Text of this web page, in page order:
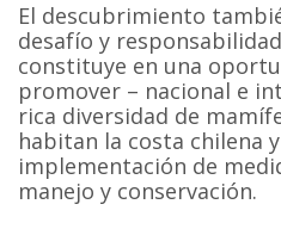
El descubrimiento
desafío y
constituye en una
promover – nacional e
rica diversidad de
habitan la costa chilena
implementación de
manejo y conservación.